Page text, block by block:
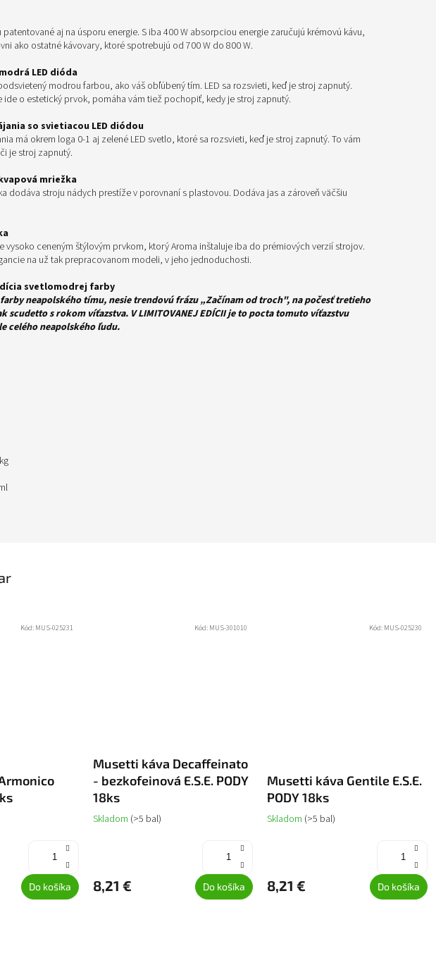
patentované aj na úsporu energie. S iba 400 W absorpciou energie zaručujú krémovú kávu,
ako ostatné kávovary, ktoré spotrebujú od 700 W do 800 W.
LED dióda
modrou farbou, ako váš obľúbený tím. LED sa rozsvieti, keď je stroj zapnutý.
ide o estetický prvok, pomáha vám tiež pochopiť, kedy je stroj zapnutý.
so svietiacou LED diódou
má okrem loga 0-1 aj zelené LED svetlo, ktoré sa rozsvieti, keď je stroj zapnutý. To vám
je stroj zapnutý.
mriežka
dodáva stroju nádych prestíže v porovnaní s plastovou. Dodáva jas a zároveň väčšiu
vysoko ceneným štýlovým prvkom, ktorý Aroma inštaluje iba do prémiových verzií strojov.
na už tak prepracovanom modeli, v jeho jednoduchosti.
svetlomodrej farby
neapolského tímu, nesie trendovú frázu „Začínam od troch", na počesť tretieho
scudetto s rokom víťazstva. V LIMITOVANEJ EDÍCII je to pocta tomuto víťazstvu
celého neapolského ľudu.
Do košíka
Kód: MUS-025231
Musetti káva Decaffeinato
- bezkofeinová E.S.E. PODY
18ks
Skladom (>5 bal)
8,21 € Do košíka
Kód: MUS-301010
Musetti káva Gentile E.S.E.
PODY 18ks
Skladom (>5 bal)
8,21 € Do košíka
Kód: MUS-025230